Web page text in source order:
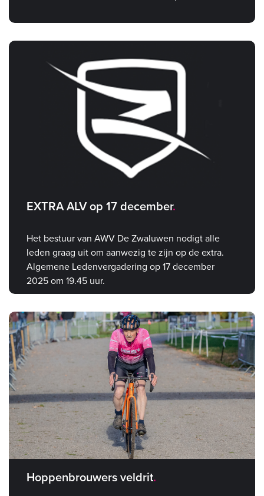
EXTRA ALV op 17 december
Het bestuur van AWV De Zwaluwen nodigt alle
leden graag uit om aanwezig te zijn op de extra.
Algemene Ledenvergadering op 17 december
2025 om 19.45 uur.
Hoppenbrouwers veldrit